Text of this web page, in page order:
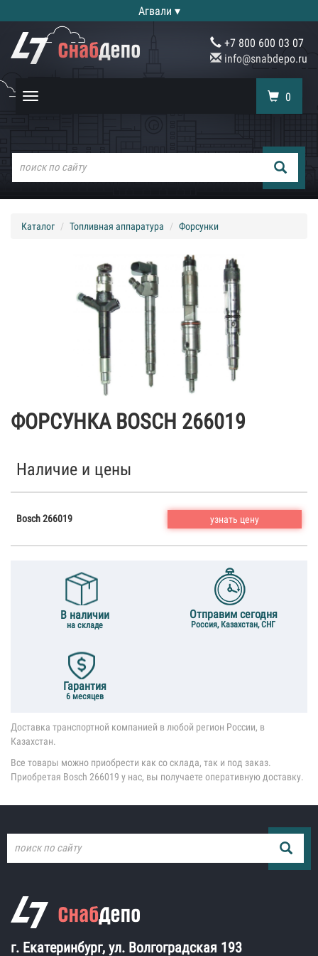
Агвали ▾
+7 800 600 03 07
info@snabdepo.ru
Toggle
0
Каталог Топливная аппаратура Форсунки
ФОРСУНКА BOSCH 266019
Наличие и цены
Bosch 266019 узнать цену
В наличии
на складе
Отправим сегодня
Россия, Казахстан, СНГ
Гарантия
6 месяцев
Доставка транспортной компанией в любой регион России, в
Казахстан.
Все товары можно приобрести как со склада, так и под заказ.
Приобретая Bosch 266019 у нас, вы получаете оперативную доставку.
г. Екатеринбург, ул. Волгоградская 193